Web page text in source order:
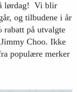
lørdag! Vi blir
og tilbudene i år
rabatt på utvalgte
Choo. Ikke
populære merker